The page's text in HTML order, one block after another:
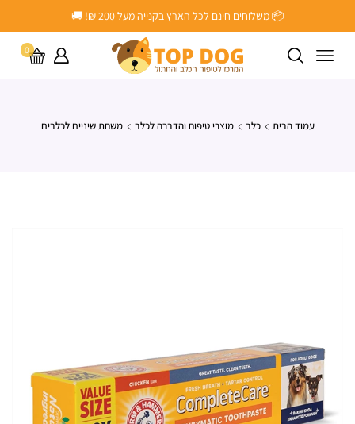
📦 משלוחים חינם לכל הארץ בקנייה מעל ‎200 ₪! 🚚
0
עמוד הבית כלב מוצרי טיפוח והדברה לכלב משחת שיניים לכלבים